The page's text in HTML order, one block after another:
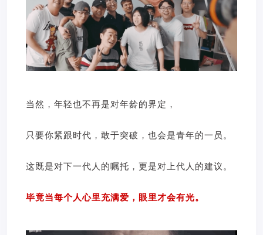
当然，年轻也不再是对年龄的界定，
只要你紧跟时代，敢于突破，也会是青年的一员。
这既是对下一代人的嘱托，更是对上代人的建议。
毕竟当每个人心里充满爱，眼里才会有光。